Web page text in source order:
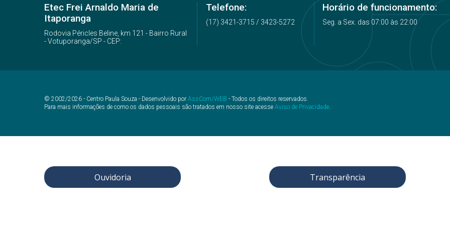
Etec Frei Arnaldo Maria de
Itaporanga
Rodovia Péricles Beline, km 121 - Bairro Rural
- Votuporanga/SP - CEP:
Telefone:
(17) 3421-3715 / 3423-5272
Horário de funcionamento:
Seg. a Sex. das 07:00 às 22:00
© 2002/2026 - Centro Paula Souza - Desenvolvido por AssCom/WEB - Todos os direitos reservados.
Para mais informações de como os dados pessoais são tratados em nosso site acesse Aviso de Privacidade
Ouvidoria Transparência